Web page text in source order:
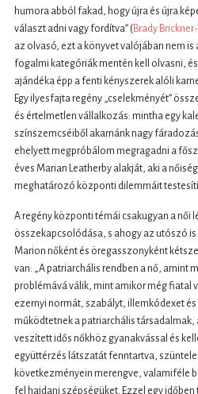
humora abból fakad, hogy újra és újra
választ adni vagy fordítva” (Brady
az olvasó, ezt a könyvet valójában nem
fogalmi kategóriák mentén kell olvasni,
ajándéka épp a fenti kényszerek alóli
Egy ilyesfajta regény „cselekményét”
és értelmetlen vállalkozás: mintha egy
színszemcséiből akarnánk nagy
ehelyett megpróbálom megragadni a
éves Marian Leatherby alakját, aki a
meghatározó központi dilemmáit
A regény központi témái csakugyan a női
összekapcsolódása, s ahogy az utószó
Marion nőként és öregasszonyként
van: „A patriarchális rendben a nő, amint
problémává válik, mint amikor még fiatal
ezernyi normát, szabályt, illemkódexet
működtetnek a patriarchális
veszített idős nőkhöz gyanakvással és
együttérzés látszatát fenntartva,
következményein merengve, valamiféle
fel hajdani szépségüket. Ezzel egy